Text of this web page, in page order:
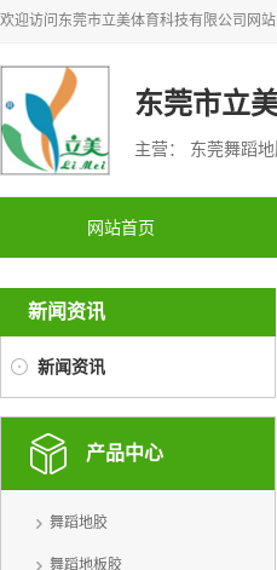
欢迎访问 东莞市立美体育科技有限公司 网站
东莞市立
主营： 东莞舞蹈
网站首页
新闻资讯
新闻资讯
产品中心
舞蹈地胶
舞蹈地板胶